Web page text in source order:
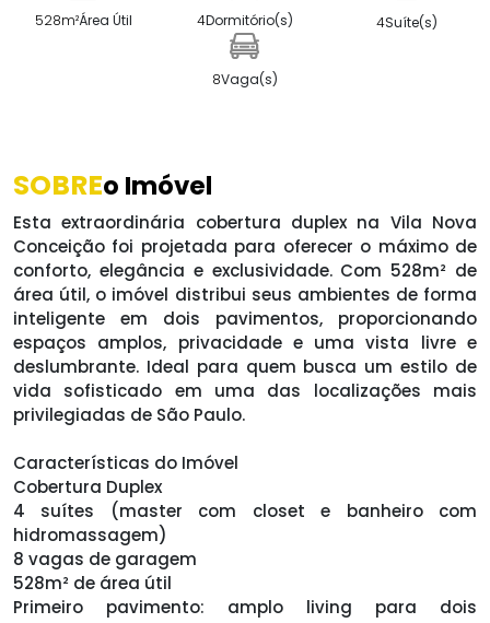
528m²Área Útil 4Dormitório(s) 4Suíte(s)
8Vaga(s)
SOBREo Imóvel
Esta extraordinária cobertura duplex na Vila Nova
Conceição foi projetada para oferecer o máximo de
conforto, elegância e exclusividade. Com 528m² de
área útil, o imóvel distribui seus ambientes de forma
inteligente em dois pavimentos, proporcionando
espaços amplos, privacidade e uma vista livre e
deslumbrante. Ideal para quem busca um estilo de
vida sofisticado em uma das localizações mais
privilegiadas de São Paulo.
Características do Imóvel
Cobertura Duplex
4 suítes (master com closet e banheiro com
hidromassagem)
8 vagas de garagem
528m² de área útil
Primeiro pavimento: amplo living para dois